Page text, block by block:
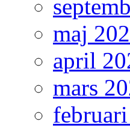
maj
april
mars